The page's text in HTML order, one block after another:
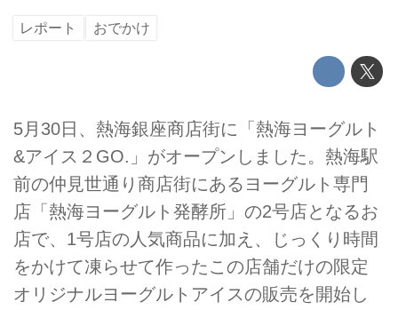
レポート おでかけ
5月30日、熱海銀座商店街に「熱海ヨーグルト
&アイス２GO.」がオープンしました。熱海駅
前の仲見世通り商店街にあるヨーグルト専門
店「熱海ヨーグルト発酵所」の2号店となるお
店で、1号店の人気商品に加え、じっくり時間
をかけて凍らせて作ったこの店舗だけの限定
オリジナルヨーグルトアイスの販売を開始し